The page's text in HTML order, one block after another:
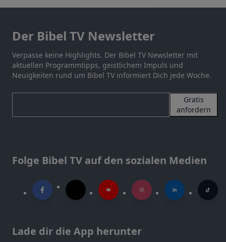
Der Bibel TV Newsletter
Verpasse keine Highlights. Der Bibel TV Newsletter mit
aktuellen Programmtipps, geistlichem Impuls und
Neuigkeiten rund um Bibel TV informiert Dich jede Woche.
Gratis
anfordern
Folge Bibel TV auf den sozialen Medien
Lade dir die App herunter